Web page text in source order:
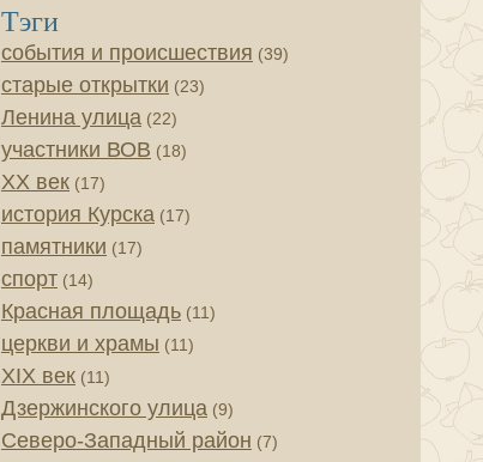
Тэги
события и происшествия (39)
старые открытки (23)
Ленина улица (22)
участники ВОВ (18)
XX век (17)
история Курска (17)
памятники (17)
спорт (14)
Красная площадь (11)
церкви и храмы (11)
XIX век (11)
Дзержинского улица (9)
Северо-Западный район (7)